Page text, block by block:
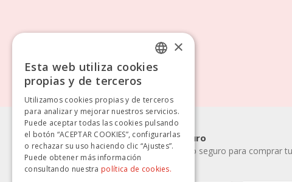
Pago rápido y seguro
Elige la forma de pago seguro para comprar
SPANISH
×
Esta web utiliza cookies
propias y de terceros
Utilizamos cookies propias y de terceros
para analizar y mejorar nuestros servicios.
Puede aceptar todas las cookies pulsando
el botón “ACEPTAR COOKIES”, configurarlas
o rechazar su uso haciendo clic “Ajustes”.
Puede obtener más información
consultando nuestra política de cookies.